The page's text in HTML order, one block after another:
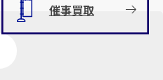
催事買取